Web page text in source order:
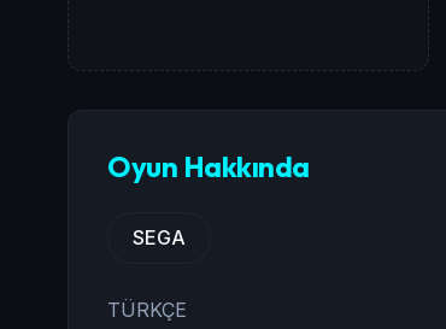
Oyun Hakkında
SEGA
TÜRKÇE